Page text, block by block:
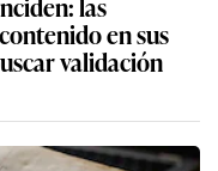
en sus
validación